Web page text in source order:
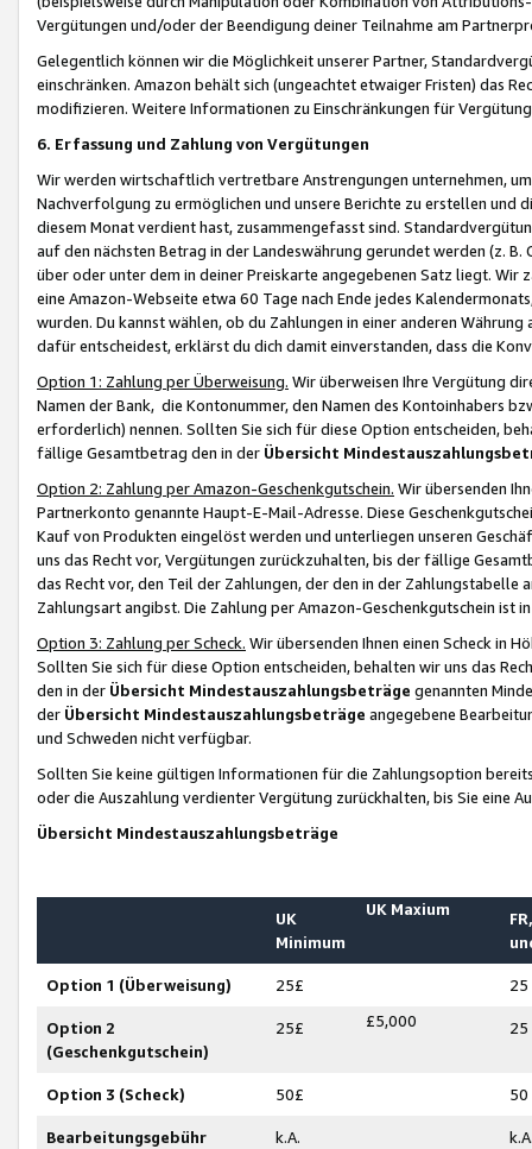
Vergütungen und/oder der Beendigung deiner Teilnahme am
Gelegentlich können wir die Möglichkeit unserer Partner,
einschränken. Amazon behält sich (ungeachtet etwaiger Fristen) das
modifizieren. Weitere Informationen zu Einschränkungen für
6. Erfassung und Zahlung von Vergütungen
Wir werden wirtschaftlich vertretbare Anstrengungen unternehmen,
Nachverfolgung zu ermöglichen und unsere Berichte zu erstellen und
diesem Monat verdient hast, zusammengefasst sind.
auf den nächsten Betrag in der Landeswährung gerundet werden (z.
über oder unter dem in deiner Preiskarte angegebenen Satz liegt.
eine Amazon-Webseite etwa 60 Tage nach Ende jedes
wurden. Du kannst wählen, ob du Zahlungen in einer anderen
dafür entscheidest, erklärst du dich damit einverstanden, dass die
Option 1: Zahlung per Überweisung. Wir überweisen Ihre Vergütung
Namen der Bank, die Kontonummer, den Namen des Kontoinhabers
erforderlich) nennen. Sollten Sie sich für diese Option entscheiden,
fällige Gesamtbetrag den in der Übersicht
Option 2: Zahlung per Amazon-Geschenkgutschein. Wir übersenden
Partnerkonto genannte Haupt-E-Mail-Adresse. Diese
Kauf von Produkten eingelöst werden und unterliegen unseren
uns das Recht vor, Vergütungen zurückzuhalten, bis der fällige
das Recht vor, den Teil der Zahlungen, der den in der
Zahlungsart angibst. Die Zahlung per Amazon-Geschenkgutschein ist
Option 3: Zahlung per Scheck. Wir übersenden Ihnen einen Scheck in
Sollten Sie sich für diese Option entscheiden, behalten wir uns das
den in der Übersicht Mindestauszahlungsbeträge genannten
der Übersicht Mindestauszahlungsbeträge angegebene
und Schweden nicht verfügbar.
Sollten Sie keine gültigen Informationen für die Zahlungsoption
oder die Auszahlung verdienter Vergütung zurückhalten, bis Sie
Übersicht Mindestauszahlungsbeträge
UK
Minimum
UK Maxium
Option 1 (Überweisung) 25£ 25
Option 2
(Geschenkgutschein)
25£ £5,000 25
Option 3 (Scheck) 50£ 50
Bearbeitungsgebühr
k.A.